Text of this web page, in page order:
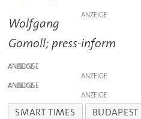
ANZEIGE
Wolfgang
Gomoll; press-inform
ANZEIGE
ANZEIGE
ANZEIGE
ANZEIGE
SMART TIMES BUDAPEST